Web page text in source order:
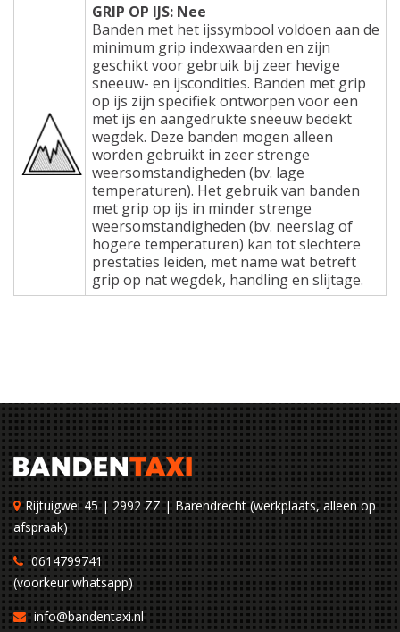
GRIP OP IJS: Nee
Banden met het ijssymbool voldoen aan de
minimum grip indexwaarden en zijn
geschikt voor gebruik bij zeer hevige
sneeuw- en ijscondities. Banden met grip
op ijs zijn specifiek ontworpen voor een
met ijs en aangedrukte sneeuw bedekt
wegdek. Deze banden mogen alleen
worden gebruikt in zeer strenge
weersomstandigheden (bv. lage
temperaturen). Het gebruik van banden
met grip op ijs in minder strenge
weersomstandigheden (bv. neerslag of
hogere temperaturen) kan tot slechtere
prestaties leiden, met name wat betreft
grip op nat wegdek, handling en slijtage.
Rijtuigwei 45 | 2992 ZZ | Barendrecht (werkplaats, alleen op
afspraak)
0614799741
(voorkeur whatsapp)
info@bandentaxi.nl